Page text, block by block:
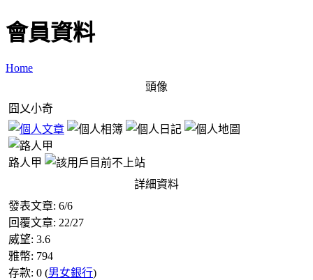
會員資料
Home
頭像
囧乂小奇
路人甲
詳細資料
發表文章: 6/6
回覆文章: 22/27
威望: 3.6
雅幣: 794
存款: 0 (男女銀行)